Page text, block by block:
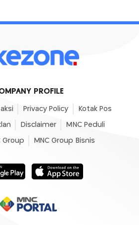
PROFILE
Privacy Policy Kotak Pos
Disclaimer MNC Peduli
Group MNC Group Bisnis